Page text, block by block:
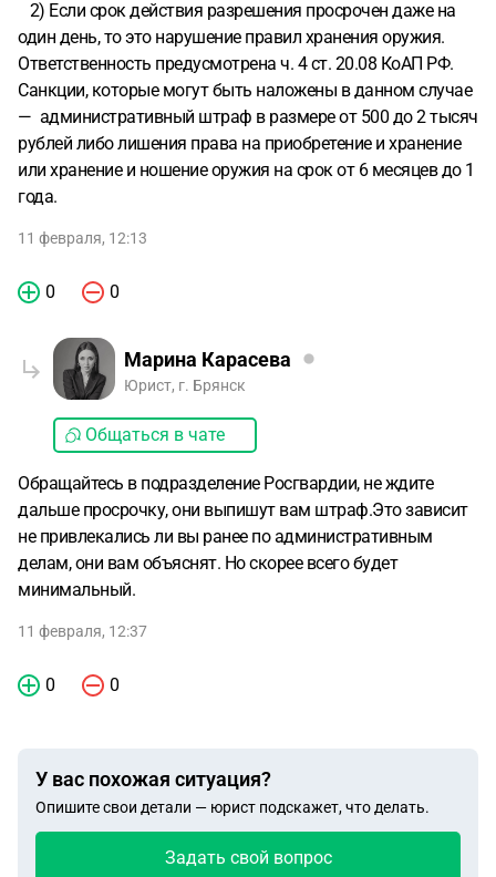
2) Если срок действия разрешения просрочен даже на
один день, то это нарушение правил хранения оружия.
Ответственность предусмотрена ч. 4 ст. 20.08 КоАП РФ.
Санкции, которые могут быть наложены в данном случае
— административный штраф в размере от 500 до 2 тысяч
рублей либо лишения права на приобретение и хранение
или хранение и ношение оружия на срок от 6 месяцев до 1
года.
11 февраля, 12:13
0 0
Марина Карасева
Юрист, г. Брянск
Общаться в чате
Обращайтесь в подразделение Росгвардии, не ждите
дальше просрочку, они выпишут вам штраф.Это зависит
не привлекались ли вы ранее по административным
делам, они вам объяснят. Но скорее всего будет
минимальный.
11 февраля, 12:37
0 0
У вас похожая ситуация?
Опишите свои детали — юрист подскажет, что делать.
Задать свой вопрос